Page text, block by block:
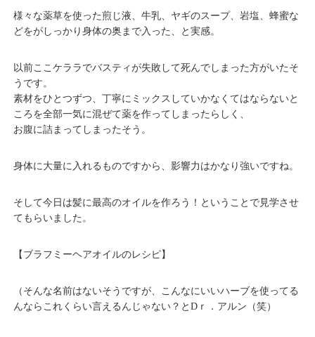
様々な薬草を使った煎じ液、牛乳、ヤギのスープ、岩塩、蜂蜜な
どをがしっかり身体の奥まで入った、と実感。
以前ここケララでバスティが失敗して死んでしまった方がいたそ
うです。
素材をひとつずつ、丁寧にミックスしていかなくてはならないと
ころを全部一気に混ぜて薬を作ってしまったらしく、
お腹に詰まってしまったそう。
身体に大量に入れるものですから、影響力はかなり強いですね。
そして今日は髪に最高のオイルを作ろう！ということで見学させ
てもらいました。
【ブラフミーヘアオイルのレシピ】
（そんな名前はないそうですが、こんなにいいハーブを使ってる
んならこれくらい言えるんじゃない？とDｒ．アルン（笑）